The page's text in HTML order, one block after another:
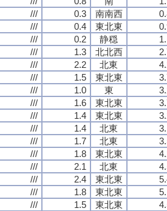
/// 0.3 南南西
/// 0.4 東北東
/// 0.2 静穏
/// 1.3 北北西
/// 2.2 北東
/// 1.5 東北東
/// 1.0 東
/// 1.6 東北東
/// 1.4 東北東
/// 1.4 北東
/// 1.7 北東
/// 1.8 東北東
/// 2.1 北東
/// 2.4 東北東
/// 1.8 東北東
/// 1.5 東北東